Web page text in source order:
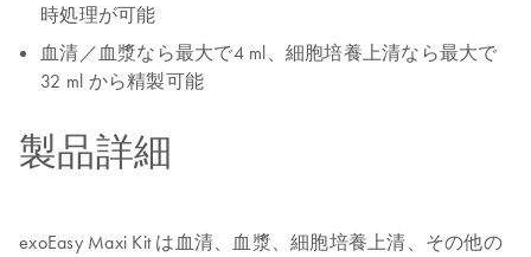
時処理が可能
血清／血漿なら最大で4 ml、細胞培養上清なら最大で
32 ml から精製可能
製品詳細
exoEasy Maxi Kit は血清、血漿、細胞培養上清、その他の